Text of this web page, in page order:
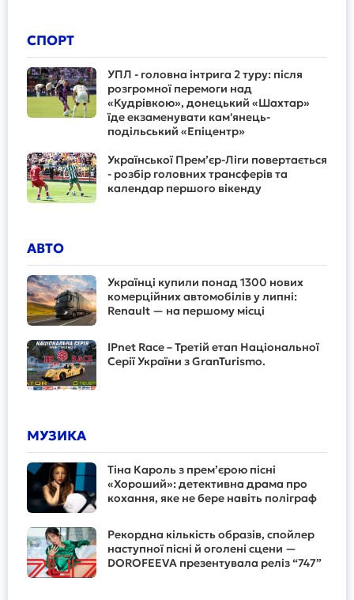
СПОРТ
УПЛ - головна інтрига 2 туру: після
розгромної перемоги над
«Кудрівкою», донецький «Шахтар»
їде екзаменувати кам'янець-
подільський «Епіцентр»
Української Прем’єр-Ліги повертається
- розбір головних трансферів та
календар першого вікенду
АВТО
Українці купили понад 1300 нових
комерційних автомобілів у липні:
Renault — на першому місці
IPnet Race – Третій етап Національної
Серії України з GranTurismo.
МУЗИКА
Тіна Кароль з прем’єрою пісні
«Хороший»: детективна драма про
кохання, яке не бере навіть поліграф
Рекордна кількість образів, спойлер
наступної пісні й оголені сцени —
DOROFEEVA презентувала реліз “747”